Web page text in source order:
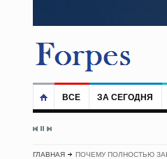
ВСЕ ЗА СЕГОДНЯ
ГЛАВНАЯ ПОЧЕМУ ПОЛНОСТЬЮ